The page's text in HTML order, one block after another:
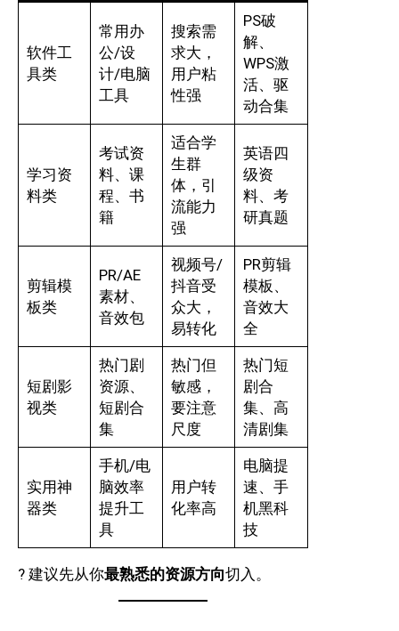
软件工
具类
常用办
公/设
计/电脑
工具
搜索需
求大，
用户粘
性强
PS破
解、
WPS激
活、驱
动合集
学习资
料类
考试资
料、课
程、书
籍
适合学
生群
体，引
流能力
强
英语四
级资
料、考
研真题
剪辑模
板类
PR/AE
素材、
音效包
视频号/
抖音受
众大，
易转化
PR剪辑
模板、
音效大
全
短剧影
视类
热门剧
资源、
短剧合
集
热门但
敏感，
要注意
尺度
热门短
剧合
集、高
清剧集
实用神
器类
手机/电
脑效率
提升工
具
用户转
化率高
电脑提
速、手
机黑科
技
? 建议先从你最熟悉的资源方向切入。